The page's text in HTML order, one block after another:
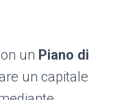
un Piano di
un capitale